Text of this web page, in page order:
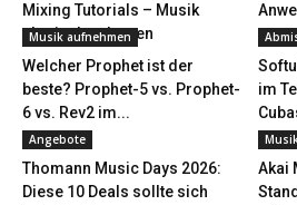
Mixing Tutorials – Musik
abmischen lernen
Musik aufnehmen
Welcher Prophet ist der
beste? Prophet-5 vs. Prophet-
6 vs. Rev2 im...
im
Angebote
Thomann Music Days 2026:
Diese 10 Deals sollte sich
Akai